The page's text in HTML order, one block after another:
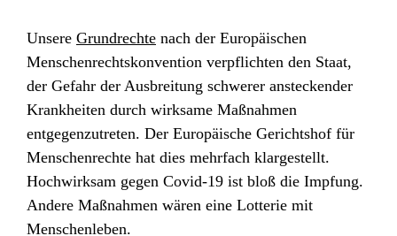
Unsere Grundrechte nach der Europäischen
Menschenrechtskonvention verpflichten den Staat,
der Gefahr der Ausbreitung schwerer ansteckender
Krankheiten durch wirksame Maßnahmen
entgegenzutreten. Der Europäische Gerichtshof für
Menschenrechte hat dies mehrfach klargestellt.
Hochwirksam gegen Covid-19 ist bloß die Impfung.
Andere Maßnahmen wären eine Lotterie mit
Menschenleben.